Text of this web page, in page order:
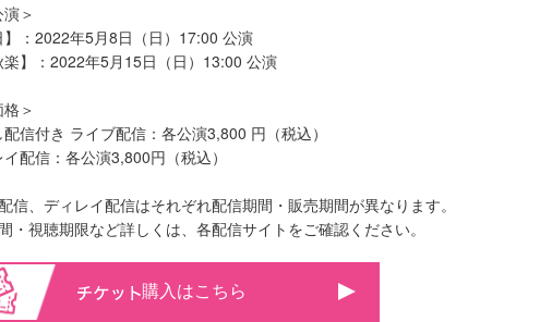
＞
】：2022年5月8日（日）17:00 公演
楽】：2022年5月15日（日）13:00 公演
＞
配信付き ライブ配信：各公演3,800 円（税込）
イ配信：各公演3,800円（税込）
信、ディレイ配信はそれぞれ配信期間・販売期間が異なります。
・視聴期限など詳しくは、各配信サイトをご確認ください。
購入はこちら